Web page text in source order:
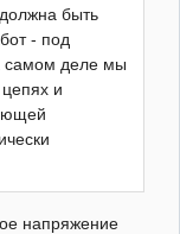
быть
- под
самом деле мы
и
напряжение